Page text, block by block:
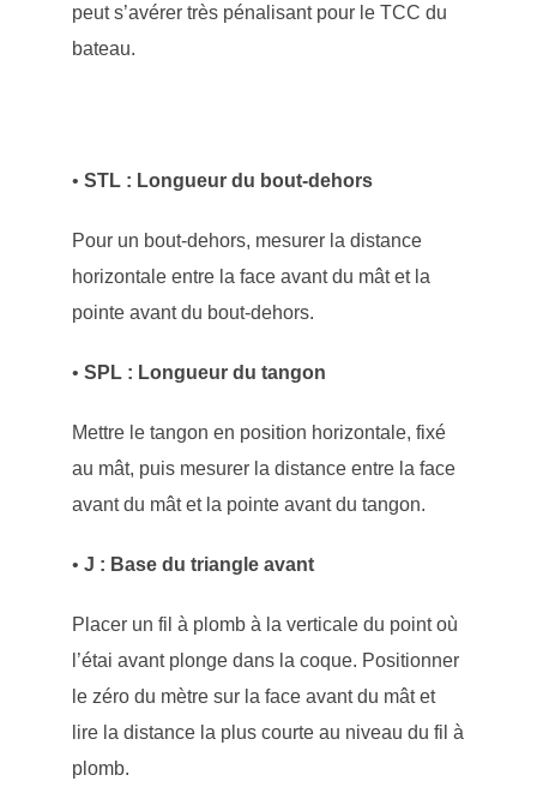
peut s’avérer très pénalisant pour le TCC du
bateau.
• STL : Longueur du bout-dehors
Pour un bout-dehors, mesurer la distance
horizontale entre la face avant du mât et la
pointe avant du bout-dehors.
• SPL : Longueur du tangon
Mettre le tangon en position horizontale, fixé
au mât, puis mesurer la distance entre la face
avant du mât et la pointe avant du tangon.
• J : Base du triangle avant
Placer un fil à plomb à la verticale du point où
l’étai avant plonge dans la coque. Positionner
le zéro du mètre sur la face avant du mât et
lire la distance la plus courte au niveau du fil à
plomb.